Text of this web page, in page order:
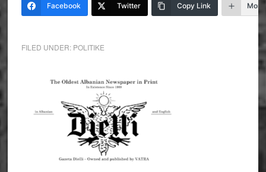
Facebook Twitter Copy Link More
FILED UNDER: POLITIKE